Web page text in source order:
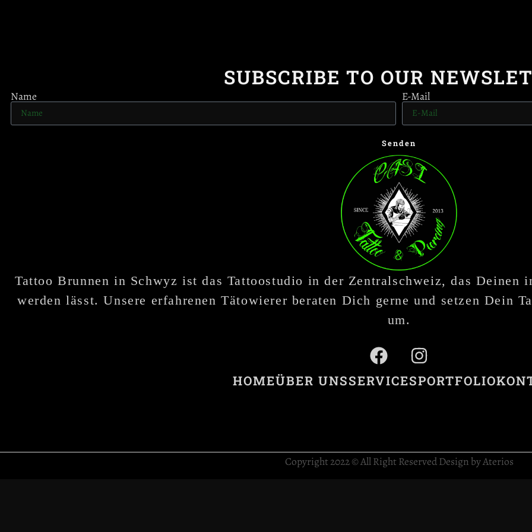
SUBSCRIBE TO OUR
Name E-Mail
Senden
Tattoo Brunnen in Schwyz ist das Tattoostudio in der Zentralschweiz, das
werden lässt. Unsere erfahrenen Tätowierer beraten Dich gerne und setzen Dein
um.
HOMEÜBER UNSSERVICESPORTFOLIO
Copyright 2022 © All Right Reserved Design by Aterios